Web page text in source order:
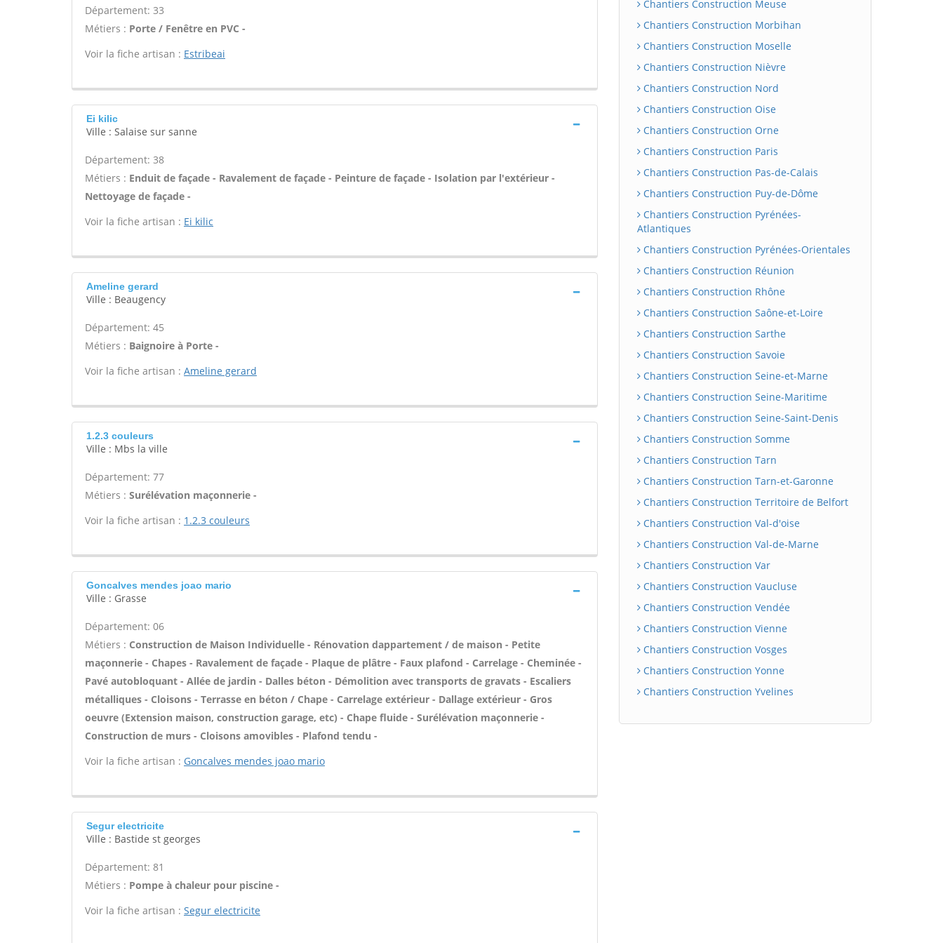
Département: 33
Métiers : Porte / Fenêtre en PVC -
Voir la fiche artisan : Estribeai
Ei kilic
Ville : Salaise sur sanne
Département: 38
Métiers : Enduit de façade - Ravalement de façade - Peinture de façade - Isolation par l'extérieur -
Nettoyage de façade -
Voir la fiche artisan : Ei kilic
Ameline gerard
Ville : Beaugency
Département: 45
Métiers : Baignoire à Porte -
Voir la fiche artisan : Ameline gerard
1.2.3 couleurs
Ville : Mbs la ville
Département: 77
Métiers : Surélévation maçonnerie -
Voir la fiche artisan : 1.2.3 couleurs
Goncalves mendes joao mario
Ville : Grasse
Département: 06
Métiers : Construction de Maison Individuelle - Rénovation dappartement / de maison - Petite
maçonnerie - Chapes - Ravalement de façade - Plaque de plâtre - Faux plafond - Carrelage - Cheminée -
Pavé autobloquant - Allée de jardin - Dalles béton - Démolition avec transports de gravats - Escaliers
métalliques - Cloisons - Terrasse en béton / Chape - Carrelage extérieur - Dallage extérieur - Gros
oeuvre (Extension maison, construction garage, etc) - Chape fluide - Surélévation maçonnerie -
Construction de murs - Cloisons amovibles - Plafond tendu -
Voir la fiche artisan : Goncalves mendes joao mario
Segur electricite
Ville : Bastide st georges
Département: 81
Métiers : Pompe à chaleur pour piscine -
Voir la fiche artisan : Segur electricite
Chantiers Construction Meuse
Chantiers Construction Morbihan
Chantiers Construction Moselle
Chantiers Construction Nièvre
Chantiers Construction Nord
Chantiers Construction Oise
Chantiers Construction Orne
Chantiers Construction Paris
Chantiers Construction Pas-de-Calais
Chantiers Construction Puy-de-Dôme
Chantiers Construction Pyrénées-
Atlantiques
Chantiers Construction Pyrénées-Orientales
Chantiers Construction Réunion
Chantiers Construction Rhône
Chantiers Construction Saône-et-Loire
Chantiers Construction Sarthe
Chantiers Construction Savoie
Chantiers Construction Seine-et-Marne
Chantiers Construction Seine-Maritime
Chantiers Construction Seine-Saint-Denis
Chantiers Construction Somme
Chantiers Construction Tarn
Chantiers Construction Tarn-et-Garonne
Chantiers Construction Territoire de Belfort
Chantiers Construction Val-d'oise
Chantiers Construction Val-de-Marne
Chantiers Construction Var
Chantiers Construction Vaucluse
Chantiers Construction Vendée
Chantiers Construction Vienne
Chantiers Construction Vosges
Chantiers Construction Yonne
Chantiers Construction Yvelines